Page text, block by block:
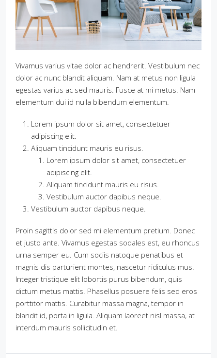
Vivamus varius vitae dolor ac hendrerit. Vestibulum nec
dolor ac nunc blandit aliquam. Nam at metus non ligula
egestas varius ac sed mauris. Fusce at mi metus. Nam
elementum dui id nulla bibendum elementum.
Lorem ipsum dolor sit amet, consectetuer
adipiscing elit.
Aliquam tincidunt mauris eu risus.
Lorem ipsum dolor sit amet, consectetuer
adipiscing elit.
Aliquam tincidunt mauris eu risus.
Vestibulum auctor dapibus neque.
Vestibulum auctor dapibus neque.
Proin sagittis dolor sed mi elementum pretium. Donec
et justo ante. Vivamus egestas sodales est, eu rhoncus
urna semper eu. Cum sociis natoque penatibus et
magnis dis parturient montes, nascetur ridiculus mus.
Integer tristique elit lobortis purus bibendum, quis
dictum metus mattis. Phasellus posuere felis sed eros
porttitor mattis. Curabitur massa magna, tempor in
blandit id, porta in ligula. Aliquam laoreet nisl massa, at
interdum mauris sollicitudin et.